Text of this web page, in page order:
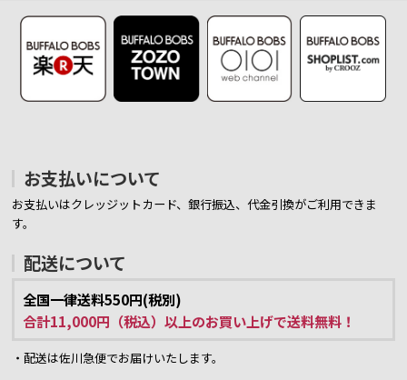
お支払いについて
お支払いはクレッジットカード、銀行振込、代金引換がご利用できま
す。
配送について
全国一律送料550円(税別)
合計11,000円（税込）以上のお買い上げで送料無料！
・配送は佐川急便でお届けいたします。